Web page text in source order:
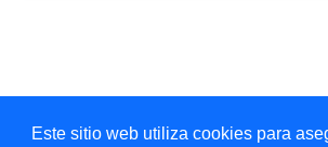
Este sitio web utiliza cookies para